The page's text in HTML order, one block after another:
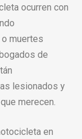
ocurren con
muertes
de
lesionados y
merecen.
en